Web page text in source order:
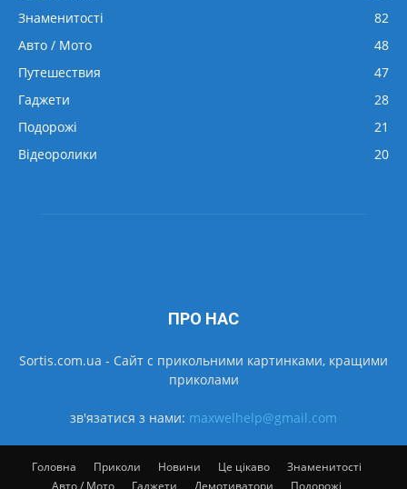
Знаменитості
82
Авто / Мото
48
Путешествия
47
Гаджети
28
Подорожі
21
Відеоролики
20
ПРО НАС
Sortis.com.ua - Cайт с прикольними картинками, кращими
приколами
зв'язатися з нами: maxwelhelp@gmail.com
Головна Приколи Новини Це цікаво
Знаменитості
Авто / Мото
Гаджети Демотиватори Подорожі